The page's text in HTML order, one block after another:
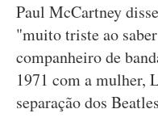
Paul McCartney
"muito triste ao
companheiro de
1971 com a mulher,
separação dos